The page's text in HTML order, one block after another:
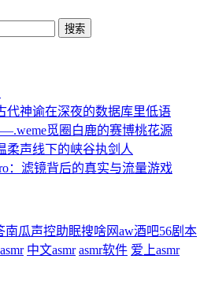
代神谕在深夜的数据库里低语
觅圈白鹿的赛博桃花源
柔声线下的峡谷执剑人
：滤镜背后的真实与流量游戏
南瓜声控助眠搜啥网aw酒吧56剧本
asmr 中文asmr asmr软件 爱上asmr